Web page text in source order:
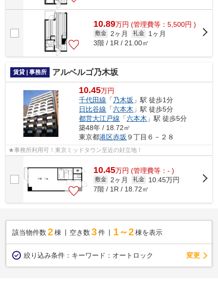
10.89万円 (管理費等：5,500円 )
敷金 2ヶ月 礼金
1ヶ月
3階 / 1R / 21.00㎡
賃貸 | 事務所 アルベルゴ乃木坂
10.45万円
千代田線 「 乃木坂 」駅 徒歩1分
日比谷線 「六本木 」駅 徒歩5分
都営大江戸線 「六本木 」駅 徒歩5分
築48年 / 18.72㎡
東京都港区赤坂 ９丁目６－２８
★事務所利用可！東京ミッドタウン至近の好立地！
10.45万円 (管理費等：- )
敷金 2ヶ月 礼金
10.45万円
7階 / 1R / 18.72㎡
該当物件数 2棟 空き数 3 件 1～2 棟を表示
絞り込み条件： キーワード：オートロック 変更